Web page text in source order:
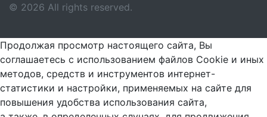
© 2026 All rights reserved.
Продолжая просмотр настоящего сайта, Вы
соглашаетесь с использованием файлов Cookie и иных
методов, средств и инструментов интернет-
статистики и настройки, применяемых на сайте для
повышения удобства использования сайта,